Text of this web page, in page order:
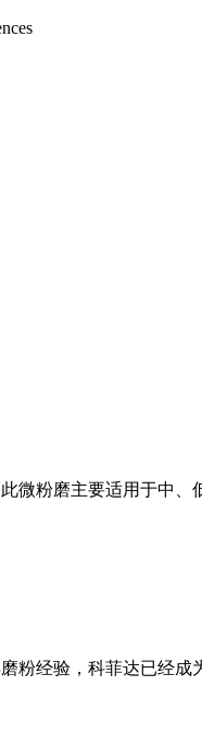
微粉磨主要适用于中
粉经验，科菲达已经